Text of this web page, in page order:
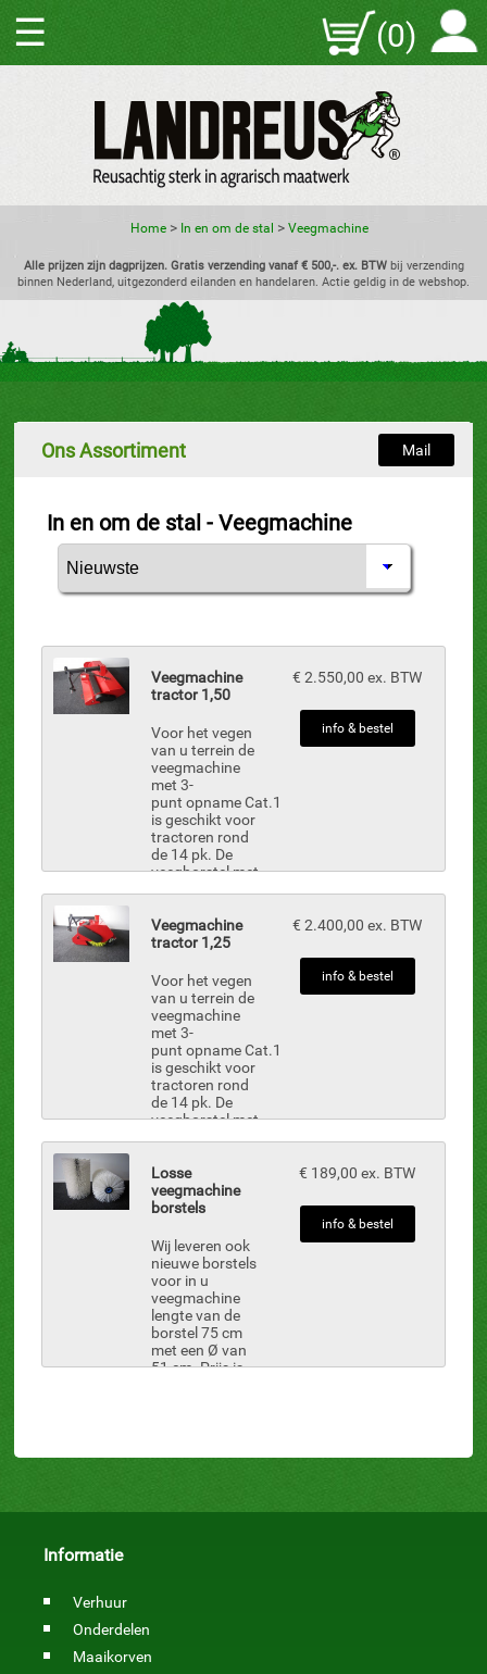
☰ (0)
Home> In en om de stal > Veegmachine
Alle prijzen zijn dagprijzen. Gratis verzending vanaf € 500,-. ex. BTWbij verzending
binnen Nederland, uitgezonderd eilanden en handelaren. Actie geldig in de webshop.
Ons Assortiment Mail
In en om de stal - Veegmachine
Veegmachine
tractor 1,50
Voor het vegen
van u terrein de
veegmachine
met 3-
punt opname Cat.1
is geschikt voor
tractoren rond
de 14 pk. De
veegborstel met
het niveau van
de straat door
€ 2.550,00 ex. BTW
info & bestel
Veegmachine
tractor 1,25
Voor het vegen
van u terrein de
veegmachine
met 3-
punt opname Cat.1
is geschikt voor
tractoren rond
de 14 pk. De
veegborstel met
het niveau van
de straat door
de mee...
€ 2.400,00 ex. BTW
info & bestel
Losse
veegmachine
borstels
Wij leveren ook
nieuwe borstels
voor in u
veegmachine
lengte van de
borstel 75 cm
met een Ø van
51 cm. Prijs is
€ 189,00 ex. BTW
info & bestel
Informatie
Verhuur
Onderdelen
Maaikorven